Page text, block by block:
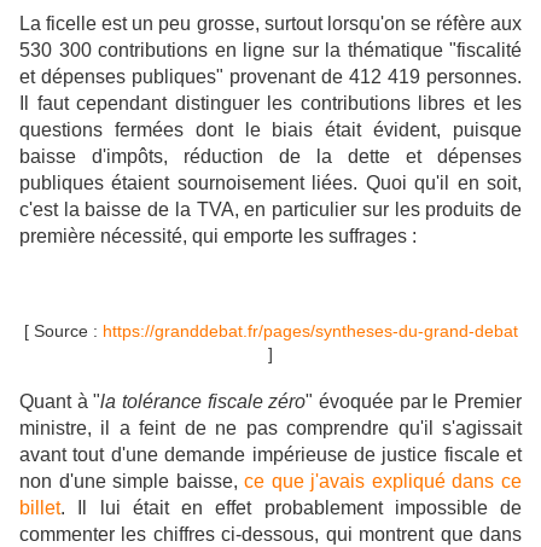
La ficelle est un peu grosse, surtout lorsqu'on se réfère aux
530 300 contributions en ligne sur la thématique "fiscalité
et dépenses publiques" provenant de 412 419 personnes.
Il faut cependant distinguer les contributions libres et les
questions fermées dont le biais était évident, puisque
baisse d'impôts, réduction de la dette et dépenses
publiques étaient sournoisement liées. Quoi qu'il en soit,
c'est la baisse de la TVA, en particulier sur les produits de
première nécessité, qui emporte les suffrages :
[ Source : https://granddebat.fr/pages/syntheses-du-grand-debat
]
Quant à "la tolérance fiscale zéro" évoquée par le Premier
ministre, il a feint de ne pas comprendre qu'il s'agissait
avant tout d'une demande impérieuse de justice fiscale et
non d'une simple baisse,ce que j'avais expliqué dans ce
billet. Il lui était en effet probablement impossible de
commenter les chiffres ci-dessous, qui montrent que dans